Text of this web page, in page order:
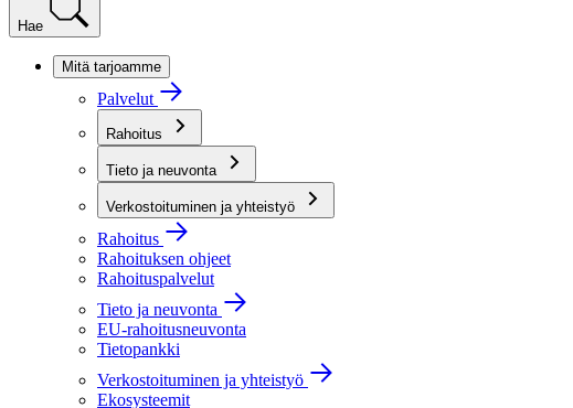
Hae
Mitä tarjoamme
Palvelut
Rahoitus
Tieto ja neuvonta
Verkostoituminen ja yhteistyö
Rahoitus
Rahoituksen ohjeet
Rahoituspalvelut
Tieto ja neuvonta
EU-rahoitusneuvonta
Tietopankki
Verkostoituminen ja yhteistyö
Ekosysteemit